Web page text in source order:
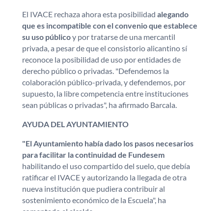
El IVACE rechaza ahora esta posibilidad alegando
que es incompatible con el convenio que establece
su uso públicoy por tratarse de una mercantil
privada, a pesar de que el consistorio alicantino sí
reconoce la posibilidad de uso por entidades de
derecho público o privadas. "Defendemos la
colaboración público-privada, y defendemos, por
supuesto, la libre competencia entre instituciones
sean públicas o privadas", ha afirmado Barcala.
AYUDA DEL AYUNTAMIENTO
"El Ayuntamiento había dado los pasos necesarios
para facilitar la continuidad de Fundesem
habilitando el uso compartido del suelo, que debía
ratificar el IVACE y autorizando la llegada de otra
nueva institución que pudiera contribuir al
sostenimiento económico de la Escuela", ha